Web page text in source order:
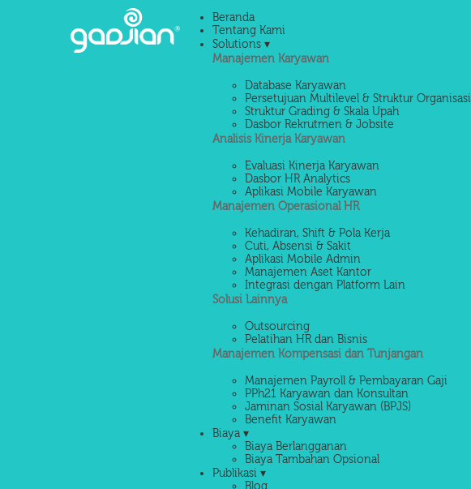
Beranda
Tentang Kami
Solutions ▾
Manajemen Karyawan
Database Karyawan
Persetujuan Multilevel & Struktur Organisasi
Struktur Grading & Skala Upah
Dasbor Rekrutmen & Jobsite
Analisis Kinerja Karyawan
Evaluasi Kinerja Karyawan
Dasbor HR Analytics
Aplikasi Mobile Karyawan
Manajemen Operasional HR
Kehadiran, Shift & Pola Kerja
Cuti, Absensi & Sakit
Aplikasi Mobile Admin
Manajemen Aset Kantor
Integrasi dengan Platform Lain
Solusi Lainnya
Outsourcing
Pelatihan HR dan Bisnis
Manajemen Kompensasi dan Tunjangan
Manajemen Payroll & Pembayaran Gaji
PPh21 Karyawan dan Konsultan
Jaminan Sosial Karyawan (BPJS)
Benefit Karyawan
Biaya ▾
Biaya Berlangganan
Biaya Tambahan Opsional
Publikasi ▾